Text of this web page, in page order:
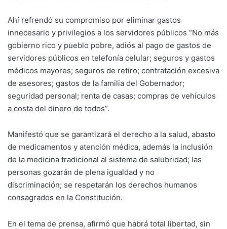
Ahí refrendó su compromiso por eliminar gastos
innecesario y privilegios a los servidores públicos “No más
gobierno rico y pueblo pobre, adiós al pago de gastos de
servidores públicos en telefonía celular; seguros y gastos
médicos mayores; seguros de retiro; contratación excesiva
de asesores; gastos de la familia del Gobernador;
seguridad personal; renta de casas; compras de vehículos
a costa del dinero de todos”.
Manifestó que se garantizará el derecho a la salud, abasto
de medicamentos y atención médica, además la inclusión
de la medicina tradicional al sistema de salubridad; las
personas gozarán de plena igualdad y no
discriminación; se respetarán los derechos humanos
consagrados en la Constitución.
En el tema de prensa, afirmó que habrá total libertad, sin